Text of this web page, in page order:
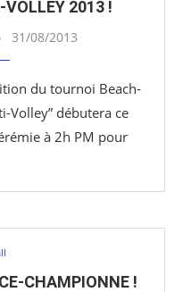
VOLLEY 2013 !
31/08/2013
du tournoi Beach-
Volley” débutera ce
à 2h PM pour
CHAMPIONNE !